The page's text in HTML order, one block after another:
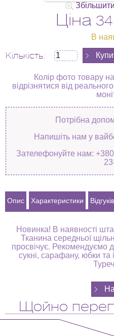
Ціна
В
Кількість:
Колір фото товару
відрізнятися від
Потрібна
Напишіть нам у
Зателефонуйте нам:
Опис Характеристики
Новинка! В наявності
Тканина середньої
просвічує. Рекомендуємо
сукні, сарафану, юбки
Щойно